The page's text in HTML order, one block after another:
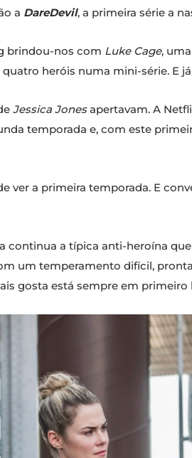
a DareDevil, a primeira série a
brindou-nos com Luke Cage,
heróis numa mini-série. E
Jessica Jonesapertavam. A
temporada e, com este
ver a primeira temporada. E
continua a típica anti-heroína
um temperamento difícil,
gosta está sempre em primeiro